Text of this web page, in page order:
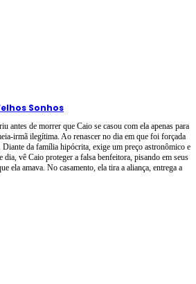
Sonhos
antes de morrer que Caio se casou com ela apenas para
irmã ilegítima. Ao renascer no dia em que foi forçada
Diante da família hipócrita, exige um preço astronômico e
vê Caio proteger a falsa benfeitora, pisando em seus
ela amava. No casamento, ela tira a aliança, entrega a